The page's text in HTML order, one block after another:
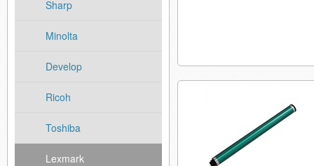
Sharp
Minolta
Develop
Ricoh
Toshiba
Lexmark